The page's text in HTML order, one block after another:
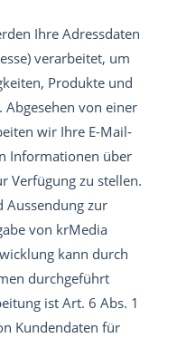
Ihre Adressdaten
verarbeitet, um
Produkte und
von einer
wir Ihre E-Mail-
Informationen über
Verfügung zu stellen.
Aussendung zur
von krMedia
kann durch
durchgeführt
ist Art. 6 Abs. 1
Kundendaten für